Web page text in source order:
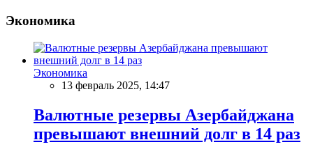
Экономика
Экономика
13 февраль 2025, 14:47
Валютные резервы Азербайджана
превышают внешний долг в 14 раз